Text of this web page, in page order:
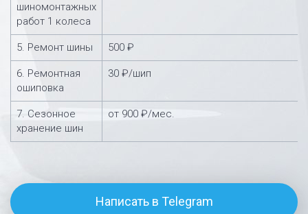
шиномонтажных
работ 1 колеса
5. Ремонт шины 500 ₽
6. Ремонтная
ошиповка
30 ₽/шип
7. Сезонное
хранение шин
от 900 ₽/мес.
Написать в Telegram